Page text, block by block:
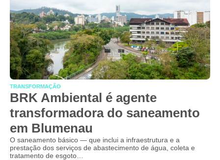
TRANSFORMAÇÃO
BRK Ambiental é agente
transformadora do saneamento
em Blumenau
O saneamento básico — que inclui a infraestrutura e a
prestação dos serviços de abastecimento de água, coleta e
tratamento de esgoto…